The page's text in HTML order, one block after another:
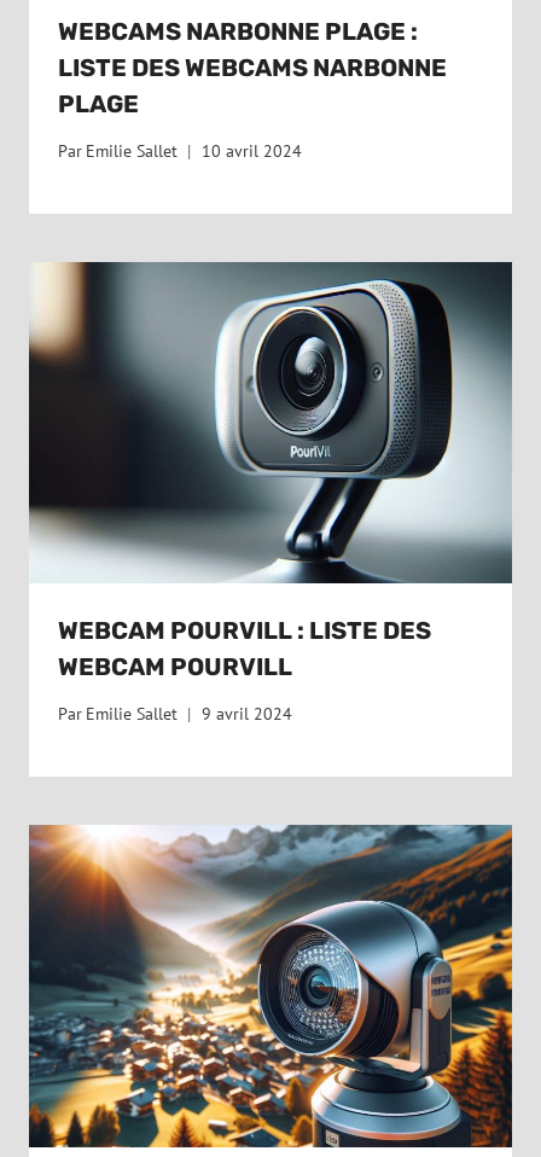
WEBCAMS NARBONNE PLAGE :
LISTE DES WEBCAMS NARBONNE
PLAGE
Par Emilie Sallet 10 avril 2024
WEBCAM POURVILL : LISTE DES
WEBCAM POURVILL
Par Emilie Sallet 9 avril 2024